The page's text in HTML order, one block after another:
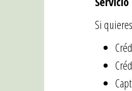
Si